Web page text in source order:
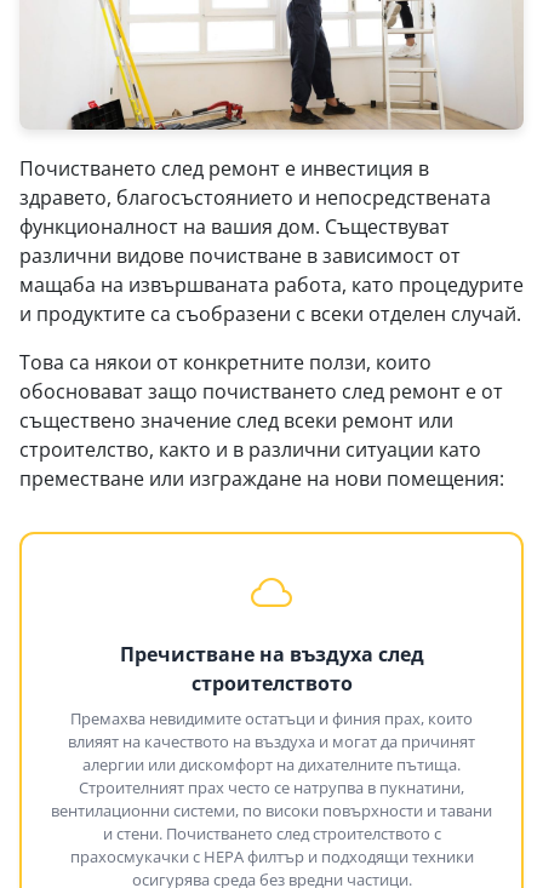
Почистването след ремонт е инвестиция в
здравето, благосъстоянието и непосредствената
функционалност на вашия дом. Съществуват
различни видове почистване в зависимост от
мащаба на извършваната работа, като процедурите
и продуктите са съобразени с всеки отделен случай.
Това са някои от конкретните ползи, които
обосновават защо почистването след ремонт е от
съществено значение след всеки ремонт или
строителство, както и в различни ситуации като
преместване или изграждане на нови помещения:
Пречистване на въздуха след
строителството
Премахва невидимите остатъци и финия прах, които
влияят на качеството на въздуха и могат да причинят
алергии или дискомфорт на дихателните пътища.
Строителният прах често се натрупва в пукнатини,
вентилационни системи, по високи повърхности и тавани
и стени. Почистването след строителството с
прахосмукачки с HEPA филтър и подходящи техники
осигурява среда без вредни частици.